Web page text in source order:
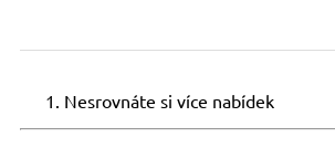
Nesrovnáte si více nabídek